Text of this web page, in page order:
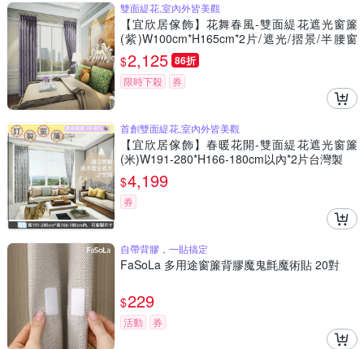
雙面緹花,室內外皆美觀
【宜欣居傢飾】花舞春風-雙面緹花遮光窗簾
(紫)W100cm*H165cm*2片/遮光/摺景/半腰窗
簾/台灣製MIT
$2,125 86折
限時下殺 券
首創雙面緹花,室內外皆美觀
【宜欣居傢飾】春暖花開-雙面緹花遮光窗簾
(米)W191-280*H166-180cm以內*2片台灣製
$4,199
券
自帶背膠，一貼搞定
FaSoLa 多用途窗簾背膠魔鬼氈魔術貼 20對
$229
活動 券